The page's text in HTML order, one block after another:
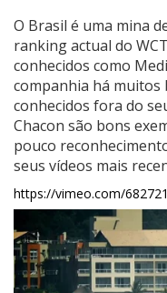
O Brasil é uma mina
ranking actual do
conhecidos como
companhia há
conhecidos fora do
Chacon são bons
pouco
seus vídeos mais
https://vimeo.com/